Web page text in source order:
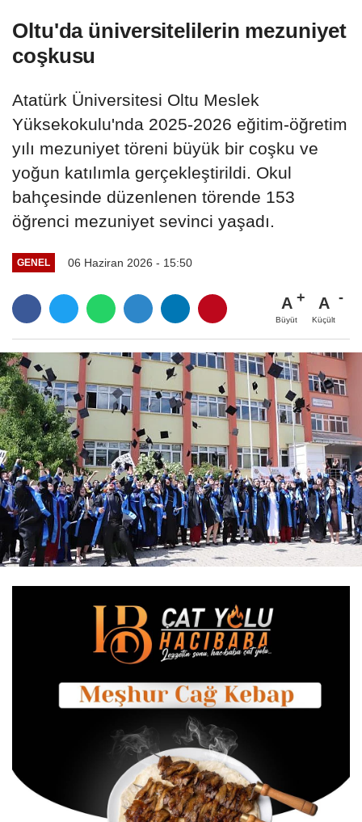
Oltu'da üniversitelilerin mezuniyet
coşkusu
Atatürk Üniversitesi Oltu Meslek
Yüksekokulu'nda 2025-2026 eğitim-öğretim
yılı mezuniyet töreni büyük bir coşku ve
yoğun katılımla gerçekleştirildi. Okul
bahçesinde düzenlenen törende 153
öğrenci mezuniyet sevinci yaşadı.
GENEL 06 Haziran 2026 - 15:50
A
Büyüt
A
Küçült